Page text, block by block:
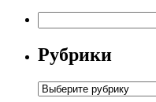
Рубрики